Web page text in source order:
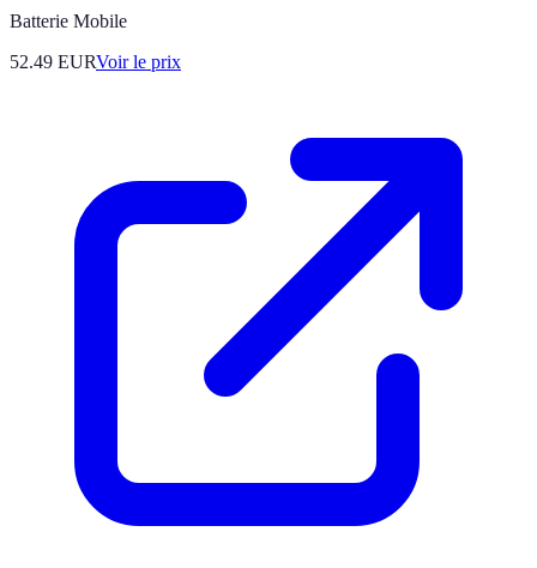
Batterie Mobile
52.49 EURVoir le prix